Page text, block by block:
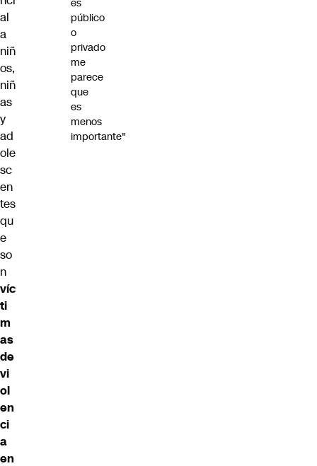
al
a
niñ
os,
niñ
as
y
ad
ole
sc
en
tes
qu
e
so
n
víc
ti
m
as
de
vi
ol
en
ci
a
en
es
público
o
privado
me
parece
que
es
menos
importante"